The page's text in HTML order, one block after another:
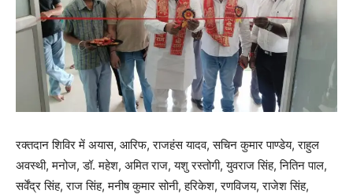
रक्तदान शिविर में अयास, आरिफ, राजहंस यादव, सचिन कुमार पाण्डेय, राहुल
अवस्थी, मनोज, डॉ. महेश, अमित राज, यशु रस्तोगी, युवराज सिंह, नितिन पाल,
सर्वेंद्र सिंह, राज सिंह, मनीष कुमार सोनी, हरिकेश, रणविजय, राजेश सिंह,